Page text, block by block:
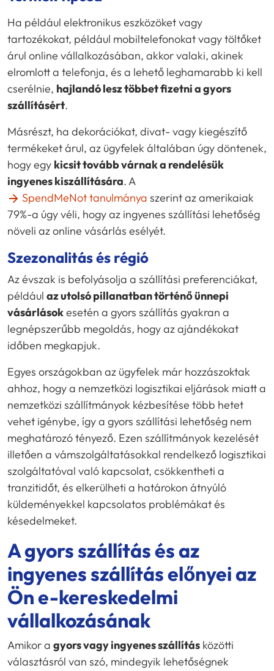
Ha például elektronikus eszközöket vagy
tartozékokat, például mobiltelefonokat vagy töltőket
árul online vállalkozásában, akkor valaki, akinek
elromlott a telefonja, és a lehető leghamarabb ki kell
cserélnie, hajlandó lesz többet fizetni a gyors
szállításért.
Másrészt, ha dekorációkat, divat- vagy kiegészítő
termékeket árul, az ügyfelek általában úgy döntenek,
hogy egy kicsit tovább várnak a rendelésük
ingyenes kiszállítására. A
SpendMeNot tanulmánya szerint az amerikaiak
79%-a úgy véli, hogy az ingyenes szállítási lehetőség
növeli az online vásárlás esélyét.
Szezonalitás és régió
Az évszak is befolyásolja a szállítási preferenciákat,
például az utolsó pillanatban történő ünnepi
vásárlásokesetén a gyors szállítás gyakran a
legnépszerűbb megoldás, hogy az ajándékokat
időben megkapjuk.
Egyes országokban az ügyfelek már hozzászoktak
ahhoz, hogy a nemzetközi logisztikai eljárások miatt a
nemzetközi szállítmányok kézbesítése több hetet
vehet igénybe, így a gyors szállítási lehetőség nem
meghatározó tényező. Ezen szállítmányok kezelését
illetően a vámszolgáltatásokkal rendelkező logisztikai
szolgáltatóval való kapcsolat, csökkentheti a
tranzitidőt, és elkerülheti a határokon átnyúló
küldeményekkel kapcsolatos problémákat és
késedelmeket.
A gyors szállítás és az
ingyenes szállítás előnyei az
Ön e-kereskedelmi
vállalkozásának
Amikor a gyors vagy ingyenes szállítás közötti
választásról van szó, mindegyik lehetőségnek